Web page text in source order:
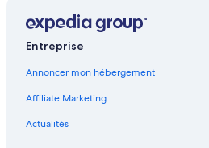
Entreprise
Annoncer mon hébergement
Affiliate Marketing
Actualités